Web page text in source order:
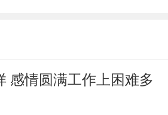
感情圆满工作上困难多